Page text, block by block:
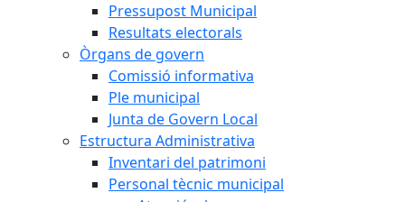
Pressupost Municipal
Resultats electorals
Òrgans de govern
Comissió informativa
Ple municipal
Junta de Govern Local
Estructura Administrativa
Inventari del patrimoni
Personal tècnic municipal